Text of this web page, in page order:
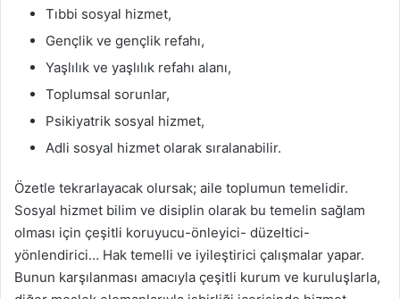
Tıbbi sosyal hizmet,
Gençlik ve gençlik refahı,
Yaşlılık ve yaşlılık refahı alanı,
Toplumsal sorunlar,
Psikiyatrik sosyal hizmet,
Adli sosyal hizmet olarak sıralanabilir.
Özetle tekrarlayacak olursak; aile toplumun temelidir.
Sosyal hizmet bilim ve disiplin olarak bu temelin sağlam
olması için çeşitli koruyucu-önleyici- düzeltici-
yönlendirici… Hak temelli ve iyileştirici çalışmalar yapar.
Bunun karşılanması amacıyla çeşitli kurum ve kuruluşlarla,